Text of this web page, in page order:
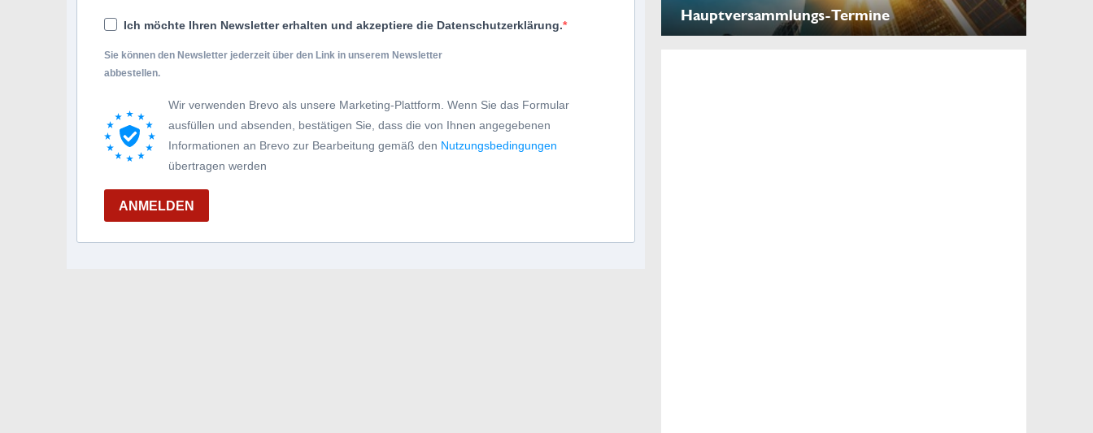
Ich möchte Ihren Newsletter erhalten und akzeptiere die Datenschutzerklärung.
Sie können den Newsletter jederzeit über den Link in unserem Newsletter
abbestellen.
Wir verwenden Brevo als unsere Marketing-Plattform. Wenn Sie das Formular
ausfüllen und absenden, bestätigen Sie, dass die von Ihnen angegebenen
Informationen an Brevo zur Bearbeitung gemäß den Nutzungsbedingungen
übertragen werden
ANMELDEN
Hauptversammlungs-Termine